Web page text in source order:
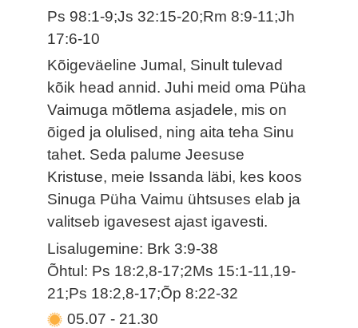
Ps 98:1-9;Js 32:15-20;Rm 8:9-11;Jh
17:6-10
Kõigeväeline Jumal, Sinult tulevad
kõik head annid. Juhi meid oma Püha
Vaimuga mõtlema asjadele, mis on
õiged ja olulised, ning aita teha Sinu
tahet. Seda palume Jeesuse
Kristuse, meie Issanda läbi, kes koos
Sinuga Püha Vaimu ühtsuses elab ja
valitseb igavesest ajast igavesti.
Lisalugemine: Brk 3:9-38
Õhtul: Ps 18:2,8-17;2Ms 15:1-11,19-
21;Ps 18:2,8-17;Õp 8:22-32
05.07- 21.30